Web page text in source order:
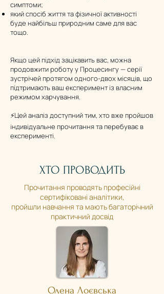
симптоми;
який спосіб життя та фізичної активності
буде найбільш природним саме для вас
тощо.
Якщо цей підхід зацікавить вас, можна
продовжити роботу у Процесингу — серії
зустрічей протягом одного-двох місяців, що
підтримають ваш експеримент із власним
режимом харчування.
⚡️Цей аналіз доступний тим, хто вже пройшов
індивідуальне прочитання та перебуває в
експерименті.
ХТО ПРОВОДИТЬ
Прочитання проводять професійні
сертифіковані аналітики,
пройшли навчання та мають багаторічний
практичний досвід
Олена Лоєвська